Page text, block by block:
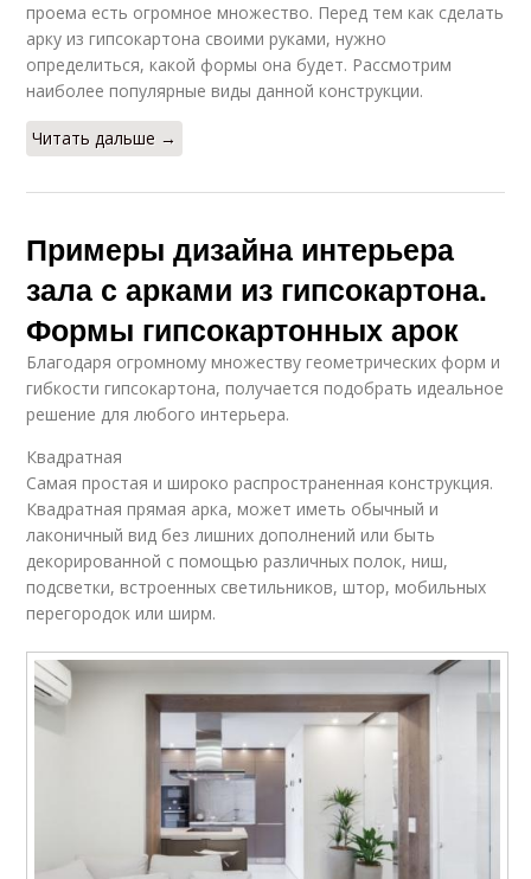
проема есть огромное множество. Перед тем как сделать
арку из гипсокартона своими руками, нужно
определиться, какой формы она будет. Рассмотрим
наиболее популярные виды данной конструкции.
Читать дальше →
Примеры дизайна интерьера
зала с арками из гипсокартона.
Формы гипсокартонных арок
Благодаря огромному множеству геометрических форм и
гибкости гипсокартона, получается подобрать идеальное
решение для любого интерьера.
Квадратная
Самая простая и широко распространенная конструкция.
Квадратная прямая арка, может иметь обычный и
лаконичный вид без лишних дополнений или быть
декорированной с помощью различных полок, ниш,
подсветки, встроенных светильников, штор, мобильных
перегородок или ширм.